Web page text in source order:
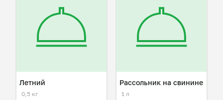
Летний
0,5 кг
Рассольник на свинине
1 л